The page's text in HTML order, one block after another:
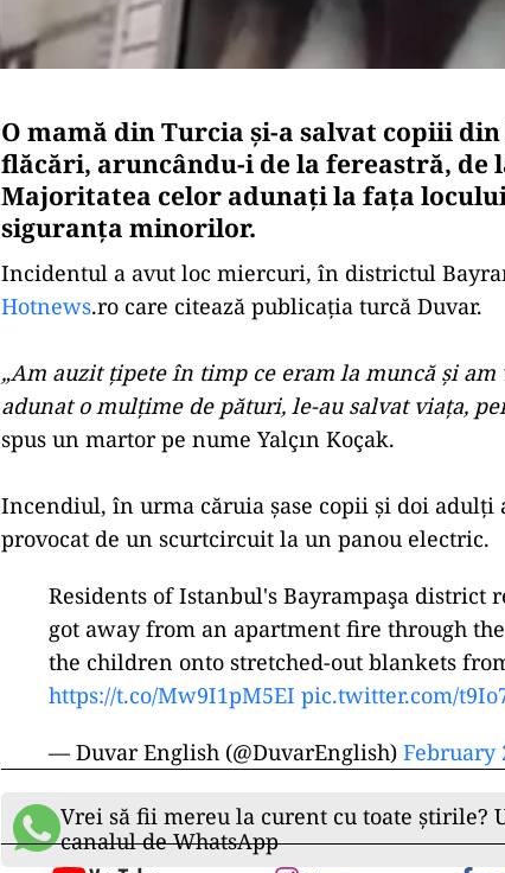
O mamă din Turcia și-a salvat copiii
flăcări, aruncându-i de la fereastră, de
Majoritatea celor adunați la fața
siguranța minorilor.
Incidentul a avut loc miercuri, în districtul
Hotnews.ro care citează publicația turcă Duvar.
„Am auzit țipete în timp ce eram la muncă și
adunat o mulțime de pături, le-au salvat viața,
spus un martor pe nume Yalçın Koçak.
Incendiul, în urma căruia șase copii și doi adulți
provocat de un scurtcircuit la un panou electric.
Residents of Istanbul's Bayrampaşa district
got away from an apartment fire through
the children onto stretched-out blankets
https://t.co/Mw9I1pM5EI pic.twitter.com/
— Duvar English (@DuvarEnglish) February
Vrei să fii mereu la curent cu toate știrile?
canalul de WhatsApp